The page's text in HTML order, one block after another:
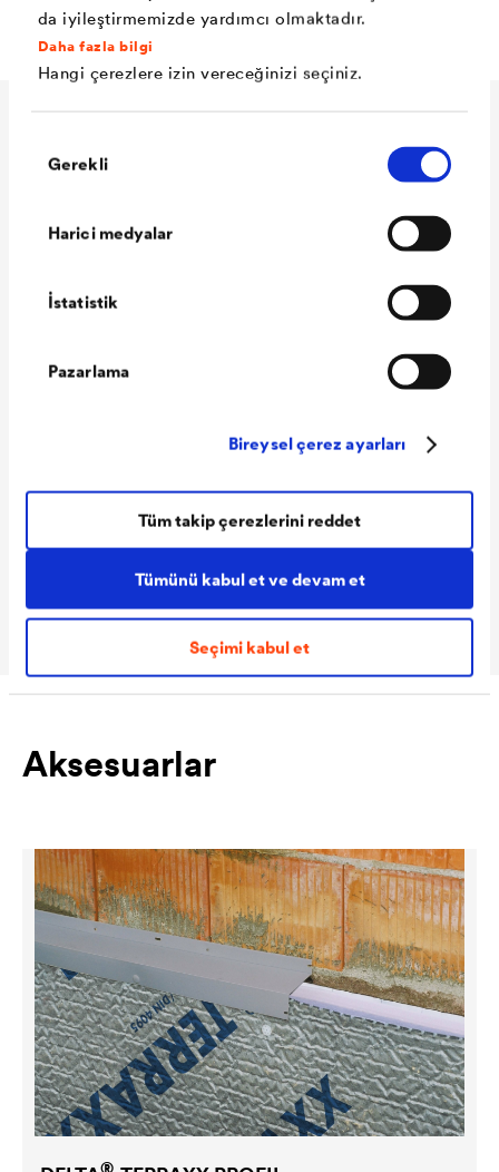
da iyileştirmemizde yardımcı olmaktadır.
Daha fazla bilgi
Hangi çerezlere izin vereceğinizi seçiniz.
Seçimi
Gerekli
Harici medyalar
İstatistik
Pazarlama
Bireysel çerez ayarları
Tümünü kabul et ve devam et
Seçimi kabul et
Tüm takip çerezlerini reddet
Teknik veriler
Malzeme
Özel Yüksek Yoğunluklu
Renk
yüksekliği
arasındaki hava
yaklaşık olarak 5,3 l/m²
-30 °C ile + 80 °C
Rulo ölçüleri
20m x 2,0m
Aksesuarlar